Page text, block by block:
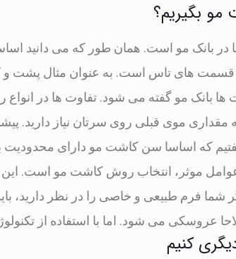
مو بگیریم؟
در بانک مو است. همان طور که می دانید
های تاس است. به عنوان مثال پشت و
بانک مو گفته می شود. تفاوت ها در
مقداری موی قبلی روی سرتان نیاز دارید.
که اساسا سن کاشت مو دارای محدودیت
موثر، انتخاب روش کاشت مو است. این
شما فرم طبیعی و خاصی را در نظر دارید،
عروسکی می شود. اما با استفاده از
کنیم